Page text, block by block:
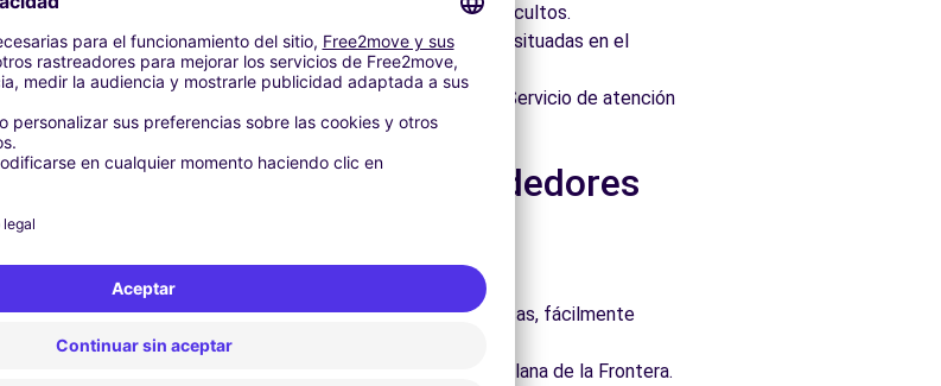
línea en pocos clics con precios transparentes, sin cargos ocultos.
una de nuestras numerosas oficinas asociadas, idealmente situadas en el
de los aeropuertos.
intuitiva le permite reservar su vehículo en pocos minutos. Servicio de atención
sus preguntas.
de la Frontera y alrededores
casco antiguo y descubra su patrimonio arquitectónico.
y jardines para un descanso en plena naturaleza.
las sierras naturales, las playas mediterráneas y atlánticas, fácilmente
gastronomía regional en los restaurantes y mercados de Chiclana de la Frontera.